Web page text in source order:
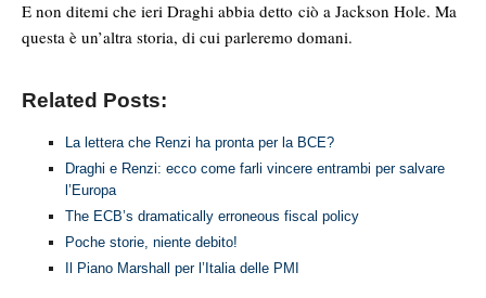
E non ditemi che ieri Draghi abbia detto ciò a Jackson Hole. Ma
questa è un’altra storia, di cui parleremo domani.
Related Posts:
La lettera che Renzi ha pronta per la BCE?
Draghi e Renzi: ecco come farli vincere entrambi per salvare
l’Europa
The ECB’s dramatically erroneous fiscal policy
Poche storie, niente debito!
Il Piano Marshall per l’Italia delle PMI